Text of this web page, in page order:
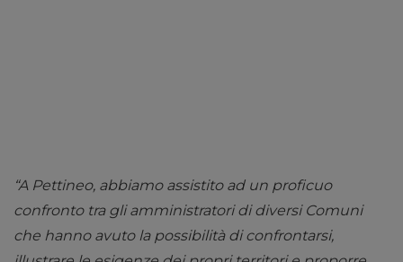
“A Pettineo, abbiamo assistito ad un proficuo
confronto tra gli amministratori di diversi Comuni
che hanno avuto la possibilità di confrontarsi,